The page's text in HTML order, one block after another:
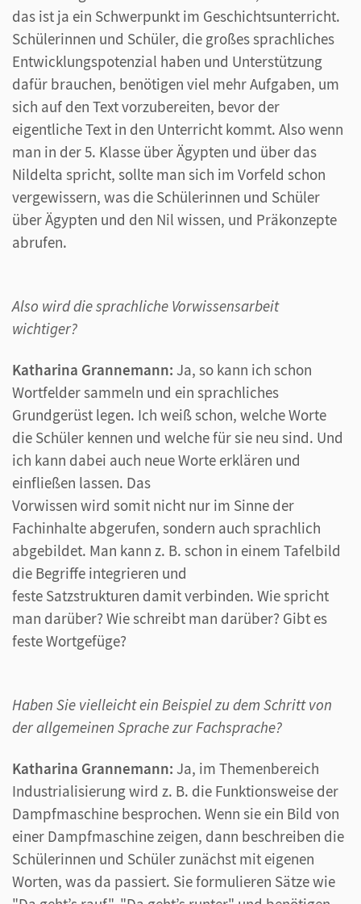
das ist ja ein Schwerpunkt im Geschichtsunterricht.
Schülerinnen und Schüler, die großes sprachliches
Entwicklungspotenzial haben und Unterstützung
dafür brauchen, benötigen viel mehr Aufgaben, um
sich auf den Text vorzubereiten, bevor der
eigentliche Text in den Unterricht kommt. Also wenn
man in der 5. Klasse über Ägypten und über das
Nildelta spricht, sollte man sich im Vorfeld schon
vergewissern, was die Schülerinnen und Schüler
über Ägypten und den Nil wissen, und Präkonzepte
abrufen.
Also wird die sprachliche Vorwissensarbeit
wichtiger?
Katharina Grannemann: Ja, so kann ich schon
Wortfelder sammeln und ein sprachliches
Grundgerüst legen. Ich weiß schon, welche Worte
die Schüler kennen und welche für sie neu sind. Und
ich kann dabei auch neue Worte erklären und
einfließen lassen. Das
Vorwissen wird somit nicht nur im Sinne der
Fachinhalte abgerufen, sondern auch sprachlich
abgebildet. Man kann z. B. schon in einem Tafelbild
die Begriffe integrieren und
feste Satzstrukturen damit verbinden. Wie spricht
man darüber? Wie schreibt man darüber? Gibt es
feste Wortgefüge?
Haben Sie vielleicht ein Beispiel zu dem Schritt von
der allgemeinen Sprache zur Fachsprache?
Katharina Grannemann: Ja, im Themenbereich
Industrialisierung wird z. B. die Funktionsweise der
Dampfmaschine besprochen. Wenn sie ein Bild von
einer Dampfmaschine zeigen, dann beschreiben die
Schülerinnen und Schüler zunächst mit eigenen
Worten, was da passiert. Sie formulieren Sätze wie